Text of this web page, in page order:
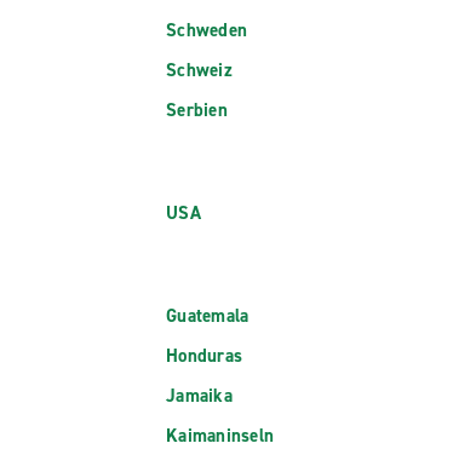
Schweden
Schweiz
Serbien
USA
Guatemala
Honduras
Jamaika
Kaimaninseln